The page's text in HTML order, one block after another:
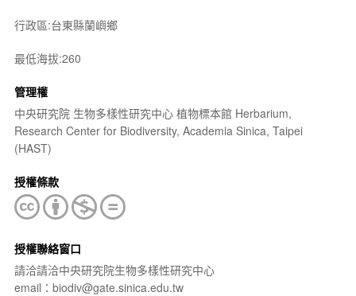
行政區:台東縣蘭嶼鄉
最低海拔:260
管理權
中央研究院 生物多樣性研究中心 植物標本館 Herbarium,
Research Center for Biodiversity, Academia Sinica, Taipei
(HAST)
授權條款
授權聯絡窗口
請洽請洽中央研究院生物多樣性研究中心
email：biodiv@gate.sinica.edu.tw